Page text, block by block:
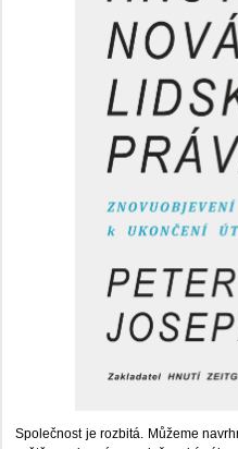
Společnost je rozbitá. Můžeme